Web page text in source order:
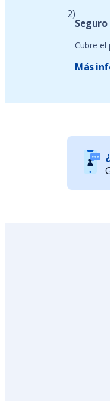
2)
Seguro
Cubre
Más